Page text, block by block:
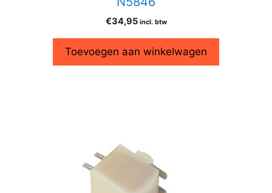
€34,95 incl. btw
Toevoegen aan winkelwagen